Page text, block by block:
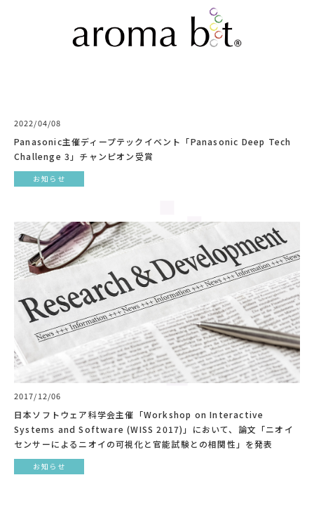
2022/04/08
Panasonic主催ディープテックイベント「Panasonic Deep Tech
Challenge 3」チャンピオン受賞
お知らせ
2017/12/06
日本ソフトウェア科学会主催「Workshop on Interactive
Systems and Software (WISS 2017)」において、論文「ニオイ
センサーによるニオイの可視化と官能試験との相関性」を発表
お知らせ